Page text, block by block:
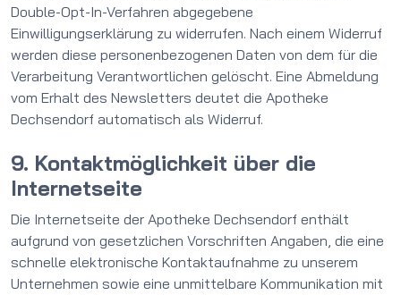
Double-Opt-In-Verfahren abgegebene
Einwilligungserklärung zu widerrufen. Nach einem Widerruf
werden diese personenbezogenen Daten von dem für die
Verarbeitung Verantwortlichen gelöscht. Eine Abmeldung
vom Erhalt des Newsletters deutet die Apotheke
Dechsendorf automatisch als Widerruf.
9. Kontaktmöglichkeit über die
Internetseite
Die Internetseite der Apotheke Dechsendorf enthält
aufgrund von gesetzlichen Vorschriften Angaben, die eine
schnelle elektronische Kontaktaufnahme zu unserem
Unternehmen sowie eine unmittelbare Kommunikation mit